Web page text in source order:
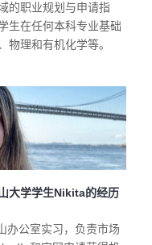
的职业规划与申请指
生在任何本科专业基础
物理和有机化学等。
大学学生Nikita的经历
办公室实习，负责市场